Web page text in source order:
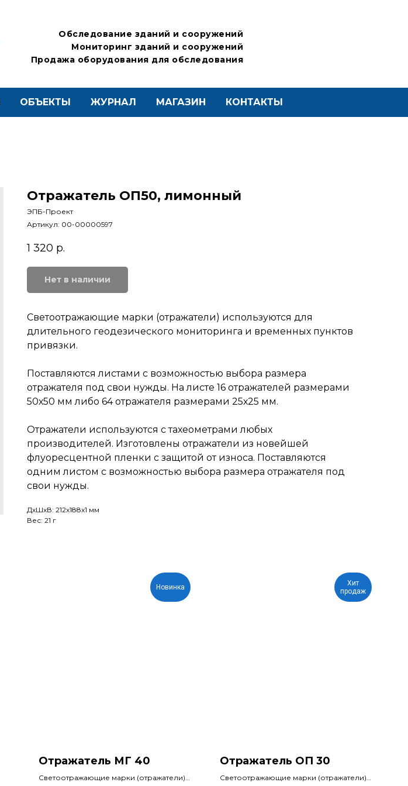
Обследование зданий и сооружений
Мониторинг зданий и сооружений
Продажа оборудования для обследования
ОБЪЕКТЫ ЖУРНАЛ МАГАЗИН КОНТАКТЫ
Отражатель ОП50, лимонный
ЭПБ-Проект
Артикул: 00-00000597
1 320 р.
Нет в наличии
Светоотражающие марки (отражатели) используются для
длительного геодезического мониторинга и временных пунктов
привязки.
Поставляются листами с возможностью выбора размера
отражателя под свои нужды. На листе 16 отражателей размерами
50х50 мм либо 64 отражателя размерами 25х25 мм.
Отражатели используются с тахеометрами любых
производителей. Изготовлены отражатели из новейшей
флуоресцентной пленки с защитой от износа. Поставляются
одним листом с возможностью выбора размера отражателя под
свои нужды.
ДxШxВ: 212x188x1 мм
Вес: 21 г
Новинка
Отражатель МГ 40
Светоотражающие марки (отражатели)
Хит
продаж
Отражатель ОП 30
Светоотражающие марки (отражатели)